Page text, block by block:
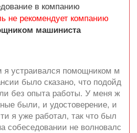
в компанию
не рекомендует компанию
машиниста
устраивался помощником м
было сказано, что подойд
без опыта работы. У меня ж
были, и удостоверение, и
я уже работал, так что был
собеседовании не волновалс